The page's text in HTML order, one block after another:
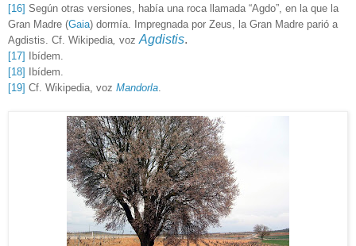
[16] Según otras versiones, había una roca llamada “Agdo”, en la que la
Gran Madre (Gaia) dormía. Impregnada por Zeus, la Gran Madre parió a
Agdistis. Cf. Wikipedia voz Agdistis.
[17] Ibídem.
[18] Ibídem.
[19] Cf. Wikipedia, voz Mandorla